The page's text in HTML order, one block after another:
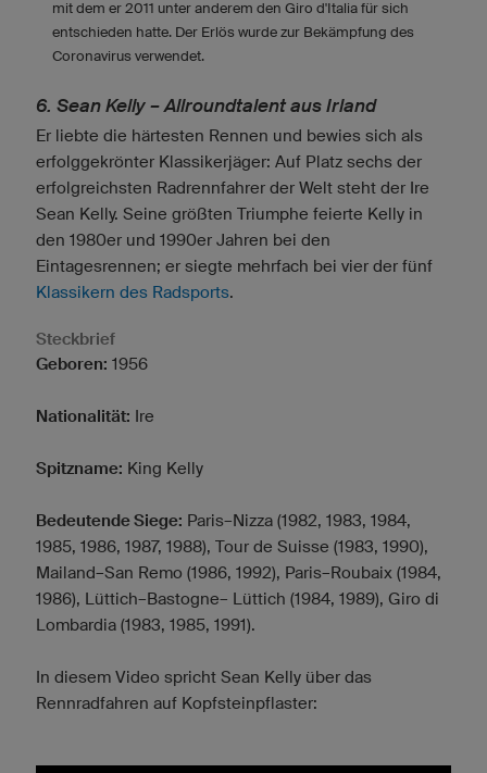
mit dem er 2011 unter anderem den Giro d'Italia für sich
entschieden hatte. Der Erlös wurde zur Bekämpfung des
Coronavirus verwendet.
6. Sean Kelly – Allroundtalent aus Irland
Er liebte die härtesten Rennen und bewies sich als
erfolggekrönter Klassikerjäger: Auf Platz sechs der
erfolgreichsten Radrennfahrer der Welt steht der Ire
Sean Kelly. Seine größten Triumphe feierte Kelly in
den 1980er und 1990er Jahren bei den
Eintagesrennen; er siegte mehrfach bei vier der fünf
Klassikern des Radsports.
Steckbrief
Geboren: 1956
Nationalität: Ire
Spitzname: King Kelly
Bedeutende Siege: Paris–Nizza (1982, 1983, 1984,
1985, 1986, 1987, 1988), Tour de Suisse (1983, 1990),
Mailand–San Remo (1986, 1992), Paris–Roubaix (1984,
1986), Lüttich–Bastogne– Lüttich (1984, 1989), Giro di
Lombardia (1983, 1985, 1991).
In diesem Video spricht Sean Kelly über das
Rennradfahren auf Kopfsteinpflaster: